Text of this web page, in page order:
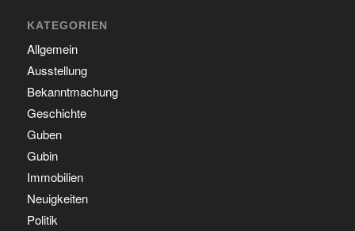
KATEGORIEN
Allgemein
Ausstellung
Bekanntmachung
Geschichte
Guben
Gubin
Immobilien
Neuigkeiten
Politik